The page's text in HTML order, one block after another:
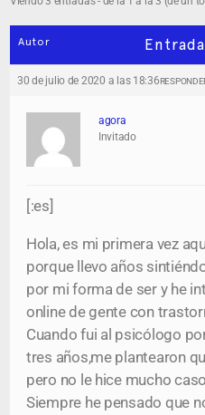
Autor
30 de julio de 2020 a las 18:36
agora
Invitado
[:es]
Hola, es mi primera vez
porque llevo años
por mi forma de ser y he
online de gente con
Cuando fui al psicólogo
tres años,me plantearon
pero no le hice mucho
Siempre he pensado que